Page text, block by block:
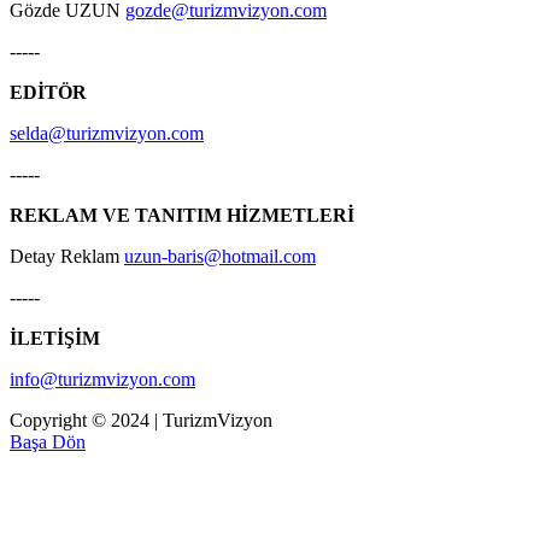
Gözde UZUN gozde@turizmvizyon.com
-----
EDİTÖR
selda@turizmvizyon.com
-----
REKLAM VE TANITIM HİZMETLERİ
Detay Reklam uzun-baris@hotmail.com
-----
İLETİŞİM
info@turizmvizyon.com
Copyright © 2024 | TurizmVizyon
Başa Dön